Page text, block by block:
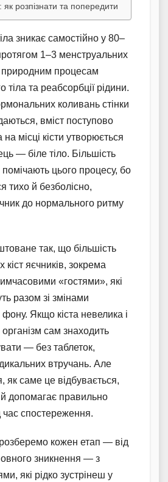
розпізнати та попередити
зникає самостійно у 80–
1–3 менструальних
природним процесам
тіла та реабсорбції рідини.
коливань стінки
вміст поступово
на місці кісти утворюється
— біле тіло. Більшість
помічають цього процесу, бо
тихо й безболісно,
до нормального ритму
так, що більшість
кіст яєчників, зокрема
«гостями», які
разом зі змінами
Якщо кіста невелика і
сам знаходить
— без таблеток,
втручань. Але
як саме це відбувається,
й допомагає правильно
час спостереження.
розберемо кожен етап — від
зникнення — з
які рідко зустрінеш у